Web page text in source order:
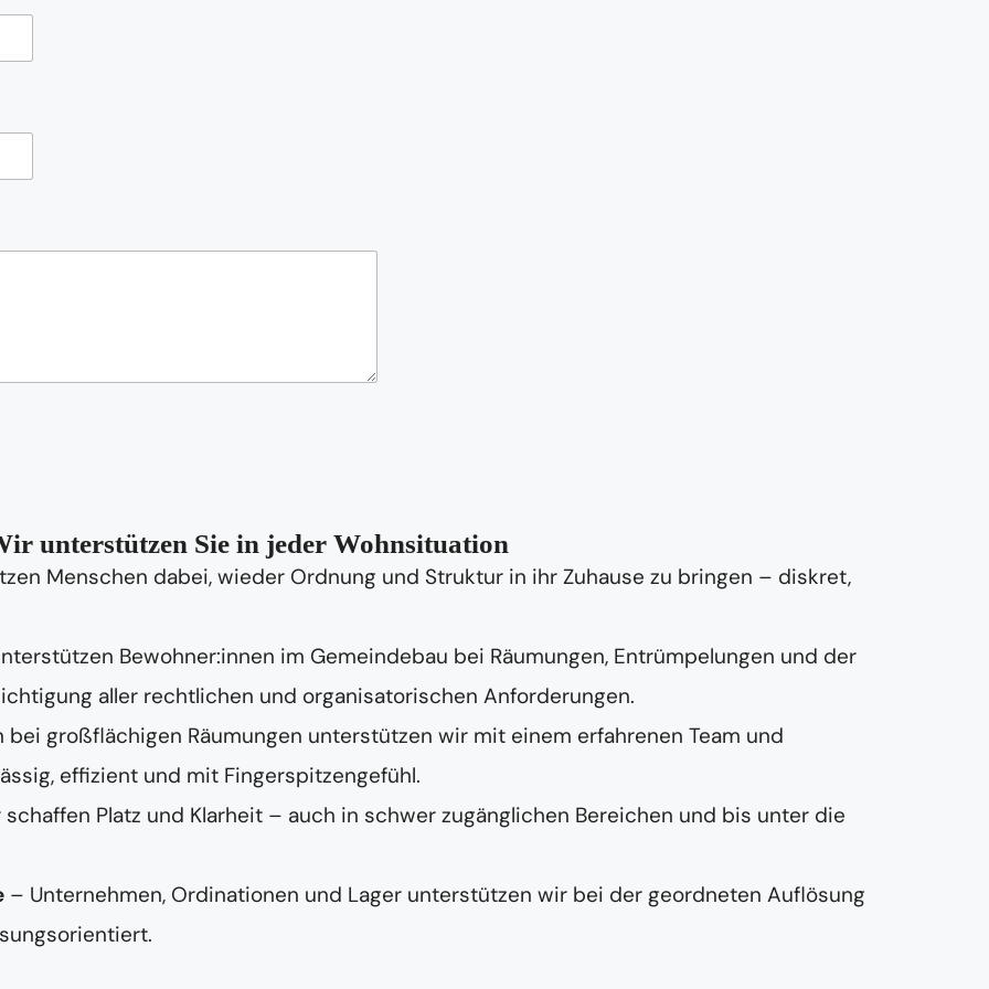
unterstützen Sie in jeder Wohnsituation
Menschen dabei, wieder Ordnung und Struktur in ihr Zuhause zu bringen – diskret,
Bewohner:innen im Gemeindebau bei Räumungen, Entrümpelungen und der
aller rechtlichen und organisatorischen Anforderungen.
bei großflächigen Räumungen unterstützen wir mit einem erfahrenen Team und
effizient und mit Fingerspitzengefühl.
schaffen Platz und Klarheit – auch in schwer zugänglichen Bereichen und bis unter die
– Unternehmen, Ordinationen und Lager unterstützen wir bei der geordneten Auflösung